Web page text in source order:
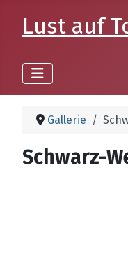
Lust auf
Gallerie
Schwarz-